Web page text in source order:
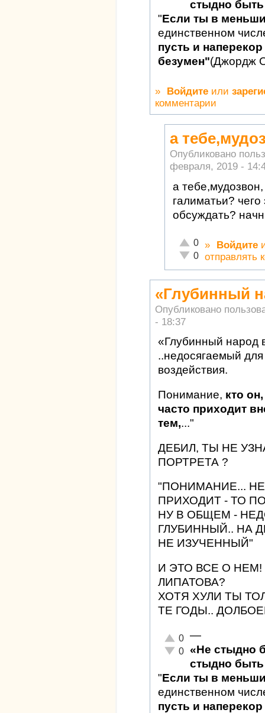
стыдно быть
"Если ты в
единственном
пусть и
безумен"(Джордж
» Войдите или
комментарии
а
Опубликовано
февраля, 2019 -
а
галиматьи?
обсуждать?
Отлично!
0
Неадекватно!
0
» Войдите
отправлять
«Глубинный
Опубликовано
- 18:37
«Глубинный народ
..недосягаемый
воздействия.
Понимание, кто
часто приходит
тем,..."
ДЕБИЛ, ТЫ НЕ
ПОРТРЕТА ?
"ПОНИМАНИЕ...
ПРИХОДИТ - ТО
НУ В ОБЩЕМ -
ГЛУБИННЫЙ.. НА
НЕ ИЗУЧЕННЫЙ"
И ЭТО ВСЕ О
ЛИПАТОВА?
ХОТЯ ХУЛИ ТЫ
ТЕ ГОДЫ..
Отлично!
0
Неадекватно!
0
—
«Не стыдно
стыдно быть
"Если ты в
единственном
пусть и